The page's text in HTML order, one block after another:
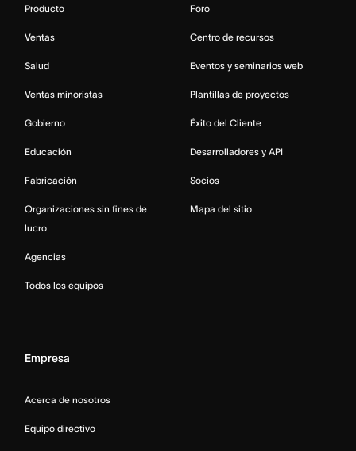
Producto
Ventas
Salud
Ventas minoristas
Gobierno
Educación
Fabricación
Organizaciones sin fines de
lucro
Agencias
Todos los equipos
Foro
Centro de recursos
Eventos y seminarios web
Plantillas de proyectos
Éxito del Cliente
Desarrolladores y API
Socios
Mapa del sitio
Empresa
Acerca de nosotros
Equipo directivo